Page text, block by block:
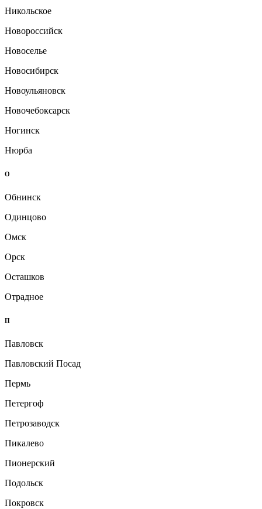
Никольское
Новороссийск
Новоселье
Новосибирск
Новоульяновск
Новочебоксарск
Ногинск
Нюрба
О
Обнинск
Одинцово
Омск
Орск
Осташков
Отрадное
П
Павловск
Павловский Посад
Пермь
Петергоф
Петрозаводск
Пикалево
Пионерский
Подольск
Покровск